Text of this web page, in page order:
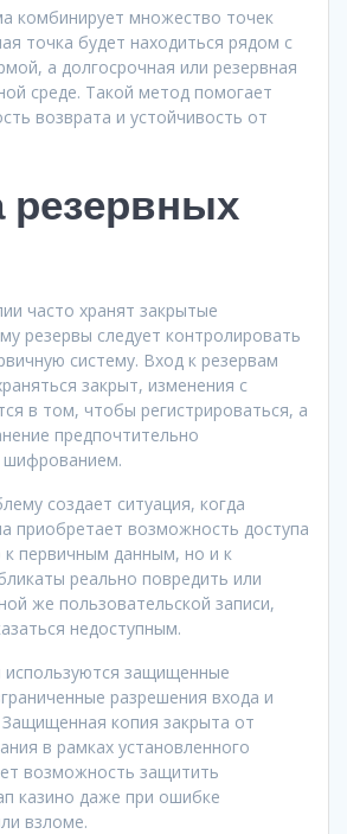
комбинирует множество точек
точка будет находиться рядом с
а долгосрочная или резервная
среде. Такой метод помогает
возврата и устойчивость от
резервных
часто хранят закрытые
резервы следует контролировать
систему. Вход к резервам
закрыт, изменения с
в том, чтобы регистрироваться, а
предпочтительно
шифрованием.
создает ситуация, когда
приобретает возможность доступа
к первичным данным, но и к
реально повредить или
же пользовательской записи,
недоступным.
используются защищенные
разрешения входа и
копия закрыта от
в рамках установленного
возможность защитить
казино даже при ошибке
взломе.